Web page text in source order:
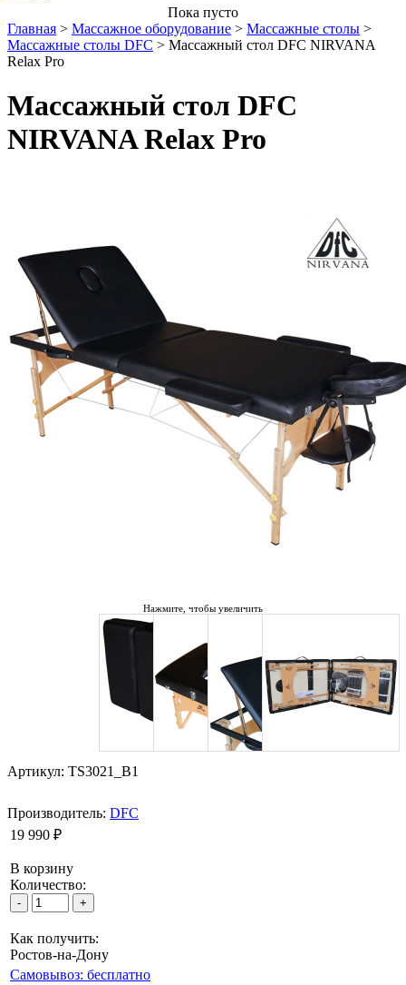
Пока пусто
Главная > Массажное оборудование > Массажные столы >
Массажные столы DFC > Массажный стол DFC NIRVANA
Relax Pro
Массажный стол DFC
NIRVANA Relax Pro
Нажмите, чтобы увеличить
Артикул: TS3021_B1
Производитель: DFC
19 990 ₽
В корзину
Количество:
Как получить:
Ростов-на-Дону
Самовывоз: бесплатно